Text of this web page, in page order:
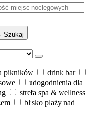
Szukaj
pikników
drink bar
udogodnienia dla
strefa spa & wellness
blisko plaży nad